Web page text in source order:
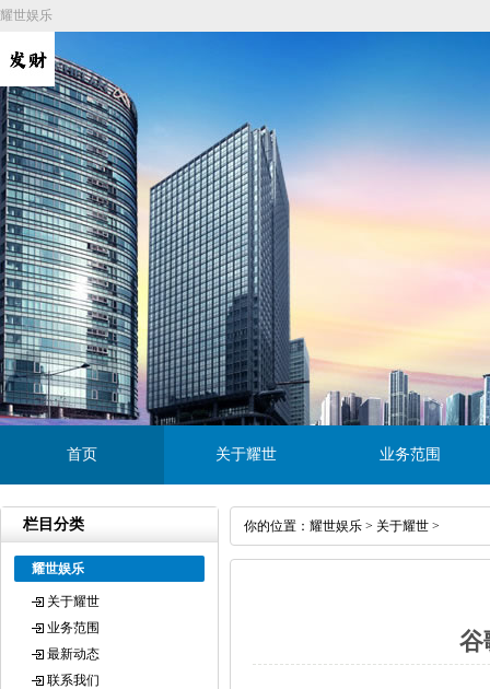
耀世娱乐
首页 关于耀世 业务范围
栏目分类
耀世娱乐
关于耀世
业务范围
最新动态
联系我们
你的位置： 耀世娱乐 > 关于耀世 >
谷